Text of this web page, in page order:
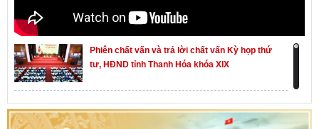
Phiên chất vấn và trả lời chất vấn Kỳ họp thứ
tư, HĐND tỉnh Thanh Hóa khóa XIX
Khai mạc kỳ họp thứ Nhất, Quốc hội khóa XVI